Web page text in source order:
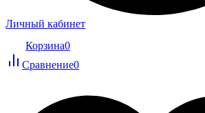
Личный кабинет
Корзина0
Сравнение0